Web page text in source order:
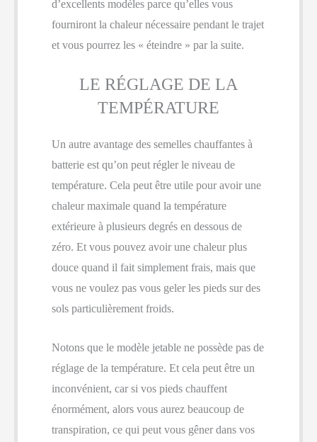
d’excellents modèles parce qu’elles vous
fourniront la chaleur nécessaire pendant le trajet
et vous pourrez les « éteindre » par la suite.
LE RÉGLAGE DE LA
TEMPÉRATURE
Un autre avantage des semelles chauffantes à
batterie est qu’on peut régler le niveau de
température. Cela peut être utile pour avoir une
chaleur maximale quand la température
extérieure à plusieurs degrés en dessous de
zéro. Et vous pouvez avoir une chaleur plus
douce quand il fait simplement frais, mais que
vous ne voulez pas vous geler les pieds sur des
sols particulièrement froids.
Notons que le modèle jetable ne possède pas de
réglage de la température. Et cela peut être un
inconvénient, car si vos pieds chauffent
énormément, alors vous aurez beaucoup de
transpiration, ce qui peut vous gêner dans vos